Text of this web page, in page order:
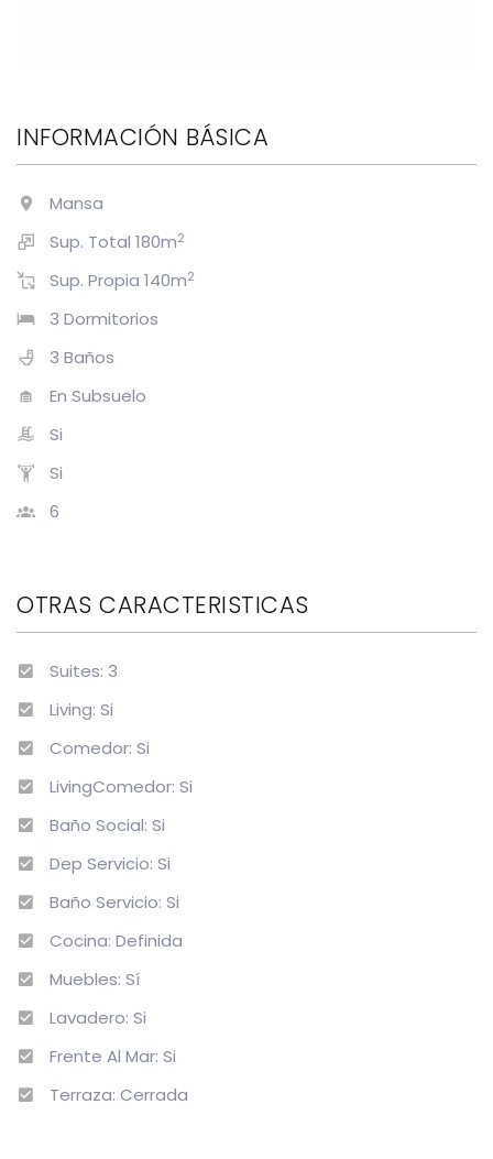
INFORMACIÓN BÁSICA
Mansa
Sup. Total 180m2
Sup. Propia 140m2
3 Dormitorios
3 Baños
En Subsuelo
Si
Si
6
OTRAS CARACTERISTICAS
Suites: 3
Living: Si
Comedor: Si
LivingComedor: Si
Baño Social: Si
Dep Servicio: Si
Baño Servicio: Si
Cocina: Definida
Muebles: Sí
Lavadero: Si
Frente Al Mar: Si
Terraza: Cerrada